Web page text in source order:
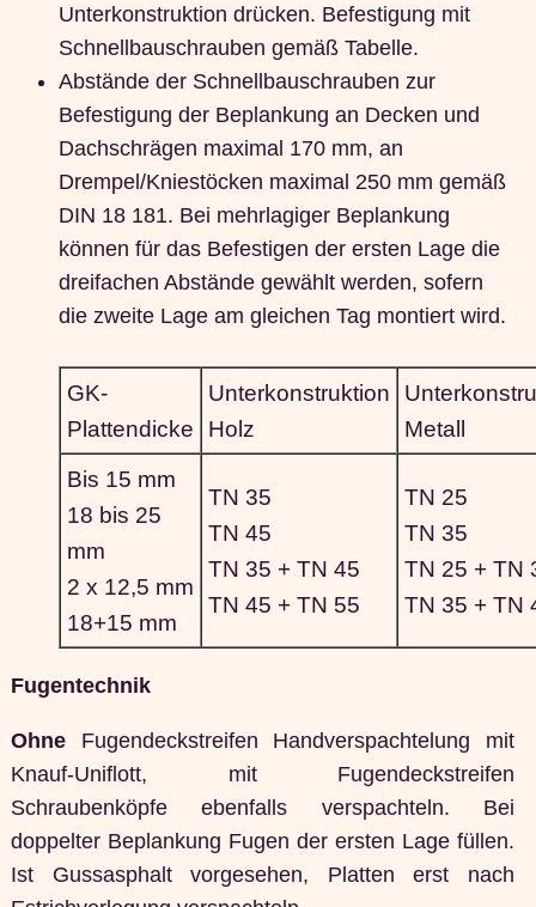
Unterkonstruktion drücken. Befestigung mit
Schnellbauschrauben gemäß Tabelle.
Abstände der Schnellbauschrauben zur
Befestigung der Beplankung an Decken und
Dachschrägen maximal 170 mm, an
Drempel/Kniestöcken maximal 250 mm gemäß
DIN 18 181. Bei mehrlagiger Beplankung
können für das Befestigen der ersten Lage die
dreifachen Abstände gewählt werden, sofern
die zweite Lage am gleichen Tag montiert wird.
GK-
Plattendicke
Unterkonstruktion
Holz
Metall
Bis 15 mm
18 bis 25
mm
2 x 12,5 mm
18+15 mm
TN 35
TN 45
TN 35 + TN 45
TN 45 + TN 55
TN 25
TN 35
TN 25 + TN
TN 35 + TN
Fugentechnik
OhneFugendeckstreifen Handverspachtelung mit
Knauf-Uniflott, mit Fugendeckstreifen
Schraubenköpfe ebenfalls verspachteln. Bei
doppelter Beplankung Fugen der ersten Lage füllen.
Ist Gussasphalt vorgesehen, Platten erst nach